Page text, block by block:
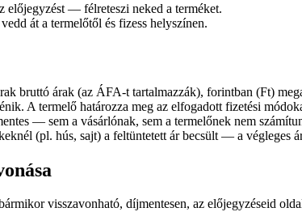
előjegyzést — félreteszi neked a terméket.
át a termelőtől és fizess helyszínen.
bruttó árak (az ÁFA-t tartalmazzák), forintban (Ft)
A termelő határozza meg az elfogadott fizetési
— sem a vásárlónak, sem a termelőnek nem
(pl. hús, sajt) a feltüntetett ár becsült — a végleges
visszavonható, díjmentesen, az előjegyzéseid